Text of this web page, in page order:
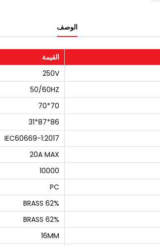
الوصف
القيمة
250V
50/60HZ
70*70
86*87*31
IEC60669-1:2017
20A MAX
10000
PC
BRASS 62%
BRASS 62%
16MM